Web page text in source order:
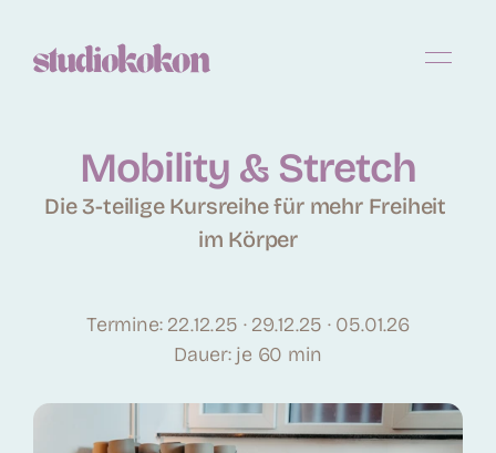
Mobility & Stretch
Die 3-teilige Kursreihe für mehr Freiheit
im Körper
Termine: 22.12.25 · 29.12.25 · 05.01.26
Dauer: je 60 min